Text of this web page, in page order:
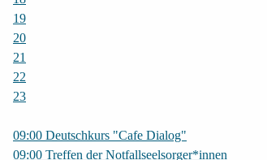
19
20
21
22
23
09:00 Deutschkurs "Cafe Dialog"
09:00 Treffen der Notfallseelsorger*innen